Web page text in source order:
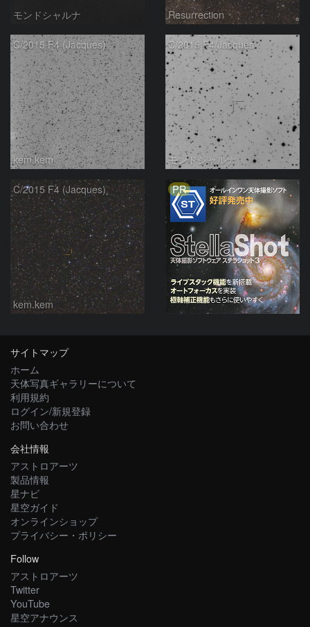
モンドシャルナ Resurrection
C/2015 F4 (Jacques)
kem.kem
C/2015 F4/Jacques
モンドシャルナ
C/2015 F4 (Jacques)
kem.kem
PR
サイトマップ
ホーム
天体写真ギャラリーについて
利用規約
ログイン/新規登録
お問い合わせ
会社情報
アストロアーツ
製品情報
星ナビ
星空ガイド
オンラインショップ
プライバシー・ポリシー
Follow
アストロアーツ
Twitter
YouTube
星空アナウンス